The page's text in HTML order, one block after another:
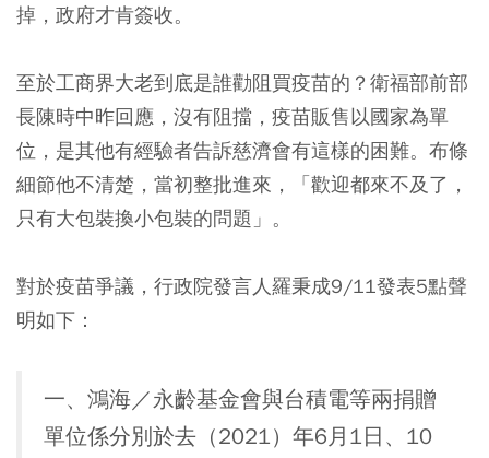
掉，政府才肯簽收。
至於工商界大老到底是誰勸阻買疫苗的？衛福部前部
長陳時中昨回應，沒有阻擋，疫苗販售以國家為單
位，是其他有經驗者告訴慈濟會有這樣的困難。布條
細節他不清楚，當初整批進來，「歡迎都來不及了，
只有大包裝換小包裝的問題」。
對於疫苗爭議，行政院發言人羅秉成9/11發表5點聲
明如下：
一、鴻海／永齡基金會與台積電等兩捐贈
單位係分別於去（2021）年6月1日、10